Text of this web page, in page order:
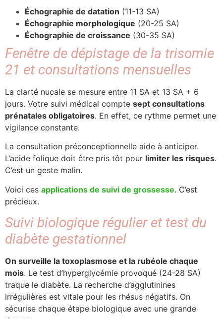
Échographie de datation (11-13 SA)
Échographie morphologique (20-25 SA)
Échographie de croissance (30-35 SA)
Fenêtre de dépistage de la trisomie
21 et consultations mensuelles
La clarté nucale se mesure entre 11 SA et 13 SA + 6
jours. Votre suivi médical compte sept consultations
prénatales obligatoires. En effet, ce rythme permet une
vigilance constante.
La consultation préconceptionnelle aide à anticiper.
L’acide folique doit être pris tôt pour limiter les risques.
C’est un geste malin.
Voici ces applications de suivi de grossesse. C’est
précieux.
Suivi biologique régulier et test du
diabète gestationnel
On surveille la toxoplasmose et la rubéole chaque
mois. Le test d’hyperglycémie provoqué (24-28 SA)
traque le diabète. La recherche d’agglutinines
irrégulières est vitale pour les rhésus négatifs. On
sécurise chaque étape biologique avec une grande